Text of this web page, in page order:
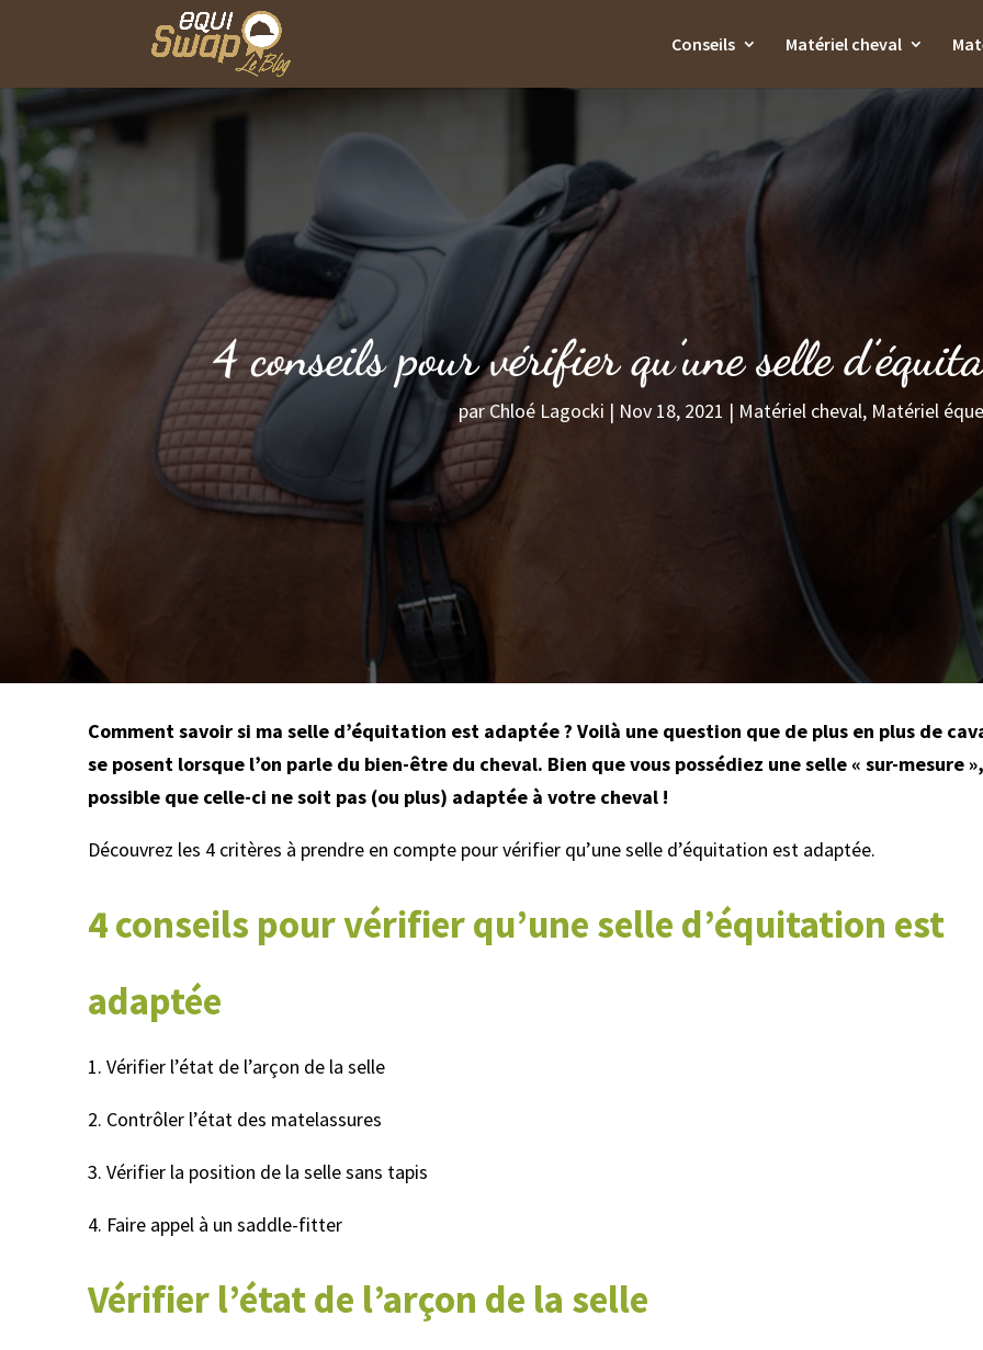
Conseils Matériel cheval
4 conseils pour vérifier qu’une selle
parChloé Lagocki | Nov 18, 2021 | Matériel cheval, Matériel
Comment savoir si ma selle d’équitation est adaptée ? Voilà une question que de plus en plus de
se posent lorsque l’on parle du bien-être du cheval. Bien que vous possédiez une selle « sur-mesure
possible que celle-ci ne soit pas (ou plus) adaptée à votre cheval !
Découvrez les 4 critères à prendre en compte pour vérifier qu’une selle d’équitation est adaptée.
4 conseils pour vérifier qu’une selle d’équitation est
adaptée
1. Vérifier l’état de l’arçon de la selle
2. Contrôler l’état des matelassures
3. Vérifier la position de la selle sans tapis
4. Faire appel à un saddle-fitter
Vérifier l’état de l’arçon de la selle